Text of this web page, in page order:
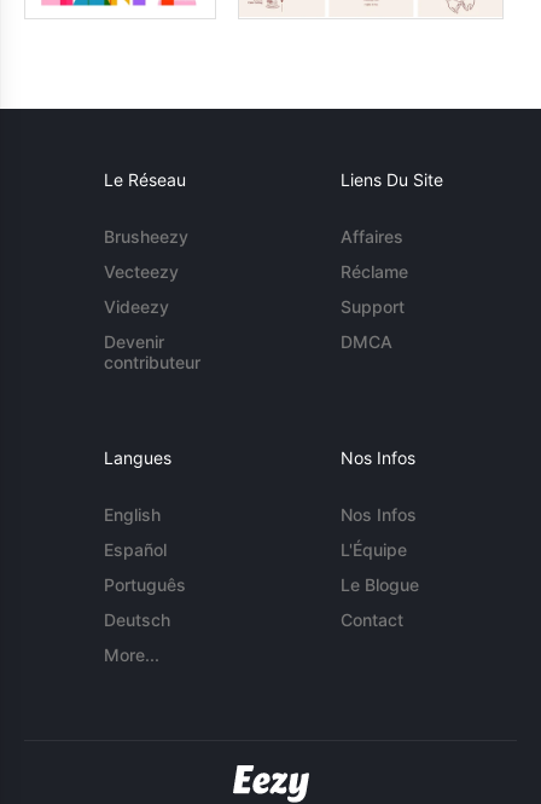
Le Réseau
Brusheezy
Vecteezy
Videezy
Devenir
contributeur
Liens Du Site
Affaires
Réclame
Support
DMCA
Langues
English
Español
Português
Deutsch
More...
Nos Infos
Nos Infos
L'Équipe
Le Blogue
Contact